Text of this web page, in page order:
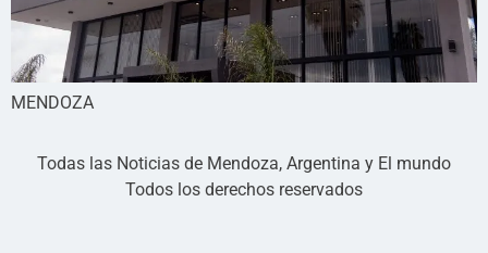
MENDOZA
Todas las Noticias de Mendoza, Argentina y El mundo
Todos los derechos reservados